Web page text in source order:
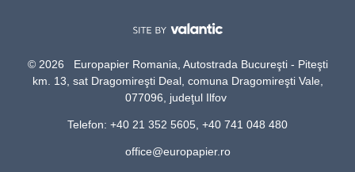
© 2026 Europapier Romania, Autostrada Bucureşti - Piteşti
km. 13, sat Dragomireşti Deal, comuna Dragomireşti Vale,
077096, judeţul Ilfov
Telefon: +40 21 352 5605, +40 741 048 480
office@europapier.ro